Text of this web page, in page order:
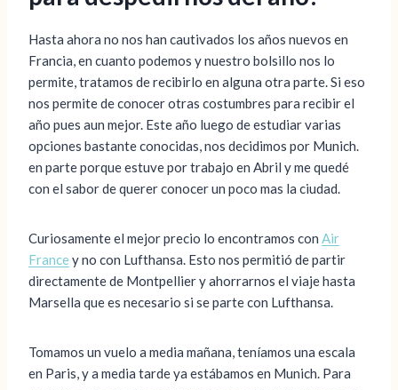
Hasta ahora no nos han cautivados los años nuevos en
Francia, en cuanto podemos y nuestro bolsillo nos lo
permite, tratamos de recibirlo en alguna otra parte. Si eso
nos permite de conocer otras costumbres para recibir el
año pues aun mejor. Este año luego de estudiar varias
opciones bastante conocidas, nos decidimos por Munich.
en parte porque estuve por trabajo en Abril y me quedé
con el sabor de querer conocer un poco mas la ciudad.
Curiosamente el mejor precio lo encontramos con Air
Francey no con Lufthansa. Esto nos permitió de partir
directamente de Montpellier y ahorrarnos el viaje hasta
Marsella que es necesario si se parte con Lufthansa.
Tomamos un vuelo a media mañana, teníamos una escala
en Paris, y a media tarde ya estábamos en Munich. Para